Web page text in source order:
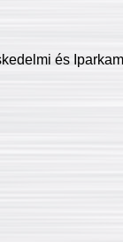
és